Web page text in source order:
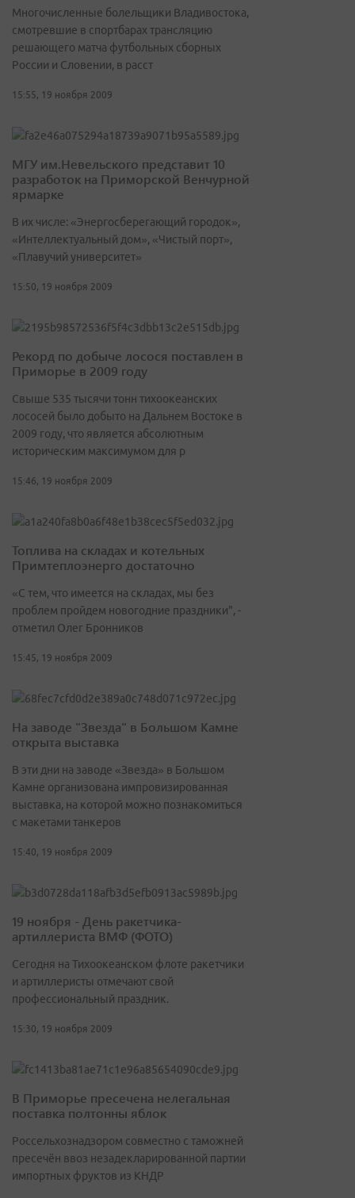
Многочисленные болельщики Владивостока,
смотревшие в спортбарах трансляцию
решающего матча футбольных сборных
России и Словении, в расст
15:55, 19 ноября 2009
МГУ им.Невельского представит 10
разработок на Приморской Венчурной
ярмарке
В их числе: «Энергосберегающий городок»,
«Интеллектуальный дом», «Чистый порт»,
«Плавучий университет»
15:50, 19 ноября 2009
Рекорд по добыче лосося поставлен в
Приморье в 2009 году
Свыше 535 тысячи тонн тихоокеанских
лососей было добыто на Дальнем Востоке в
2009 году, что является абсолютным
историческим максимумом для р
15:46, 19 ноября 2009
Топлива на складах и котельных
Примтеплоэнерго достаточно
«С тем, что имеется на складах, мы без
проблем пройдем новогодние праздники", -
отметил Олег Бронников
15:45, 19 ноября 2009
На заводе "Звезда" в Большом Камне
открыта выставка
В эти дни на заводе «Звезда» в Большом
Камне организована импровизированная
выставка, на которой можно познакомиться
с макетами танкеров
15:40, 19 ноября 2009
19 ноября - День ракетчика-
артиллериста ВМФ (ФОТО)
Сегодня на Тихоокеанском флоте ракетчики
и артиллеристы отмечают свой
профессиональный праздник.
15:30, 19 ноября 2009
В Приморье пресечена нелегальная
поставка полтонны яблок
Россельхознадзором совместно с таможней
пресечён ввоз незадекларированной партии
импортных фруктов из КНДР